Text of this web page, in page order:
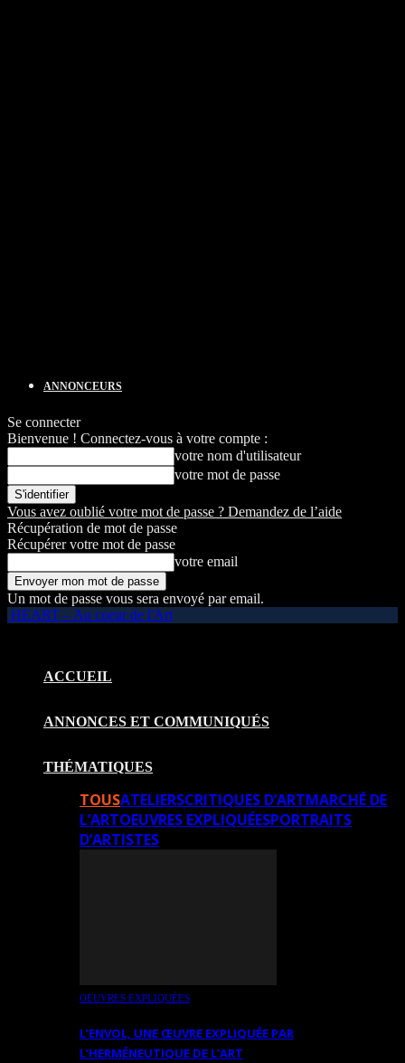
ANNONCEURS
Se connecter
Bienvenue ! Connectez-vous à votre compte :
votre nom d'utilisateur
votre mot de passe
Vous avez oublié votre mot de passe ? Demandez de l’aide
Récupération de mot de passe
Récupérer votre mot de passe
votre email
Un mot de passe vous sera envoyé par email.
HEART – Au coeur de l'Art
ACCUEIL
ANNONCES ET COMMUNIQUÉS
THÉMATIQUES
TOUSATELIERSCRITIQUES D’ARTMARCHÉ DE
L’ARTOEUVRES EXPLIQUÉESPORTRAITS
D’ARTISTES
OEUVRES EXPLIQUÉES
L’ENVOL, UNE ŒUVRE EXPLIQUÉE PAR
L’HERMÉNEUTIQUE DE L’ART